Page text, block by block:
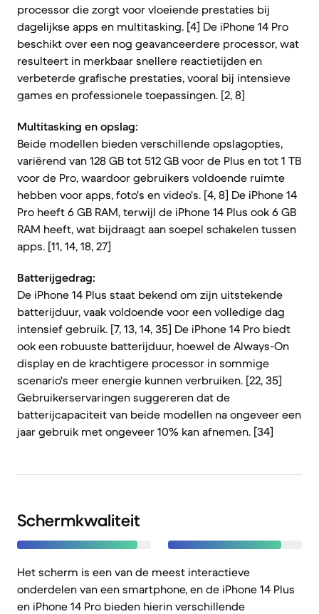
processor die zorgt voor vloeiende prestaties bij
dagelijkse apps en multitasking. [4] De iPhone 14 Pro
beschikt over een nog geavanceerdere processor, wat
resulteert in merkbaar snellere reactietijden en
verbeterde grafische prestaties, vooral bij intensieve
games en professionele toepassingen. [2, 8]
Multitasking en opslag:
Beide modellen bieden verschillende opslagopties,
variërend van 128 GB tot 512 GB voor de Plus en tot 1 TB
voor de Pro, waardoor gebruikers voldoende ruimte
hebben voor apps, foto's en video's. [4, 8] De iPhone 14
Pro heeft 6 GB RAM, terwijl de iPhone 14 Plus ook 6 GB
RAM heeft, wat bijdraagt aan soepel schakelen tussen
apps. [11, 14, 18, 27]
Batterijgedrag:
De iPhone 14 Plus staat bekend om zijn uitstekende
batterijduur, vaak voldoende voor een volledige dag
intensief gebruik. [7, 13, 14, 35] De iPhone 14 Pro biedt
ook een robuuste batterijduur, hoewel de Always-On
display en de krachtigere processor in sommige
scenario's meer energie kunnen verbruiken. [22, 35]
Gebruikerservaringen suggereren dat de
batterijcapaciteit van beide modellen na ongeveer een
jaar gebruik met ongeveer 10% kan afnemen. [34]
Schermkwaliteit
Het scherm is een van de meest interactieve
onderdelen van een smartphone, en de iPhone 14 Plus
en iPhone 14 Pro bieden hierin verschillende